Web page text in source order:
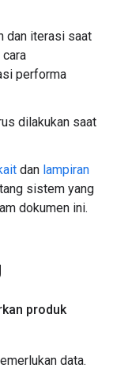
dan iterasi saat
performa
dilakukan saat
dan lampiran
sistem yang
dokumen ini.
produk
data.